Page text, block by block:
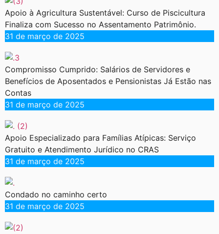
Apoio à Agricultura Sustentável: Curso de Piscicultura
Finaliza com Sucesso no Assentamento Patrimônio.
31 de março de 2025
Compromisso Cumprido: Salários de Servidores e
Benefícios de Aposentados e Pensionistas Já Estão nas
Contas
31 de março de 2025
Apoio Especializado para Famílias Atípicas: Serviço
Gratuito e Atendimento Jurídico no CRAS
31 de março de 2025
Condado no caminho certo
31 de março de 2025